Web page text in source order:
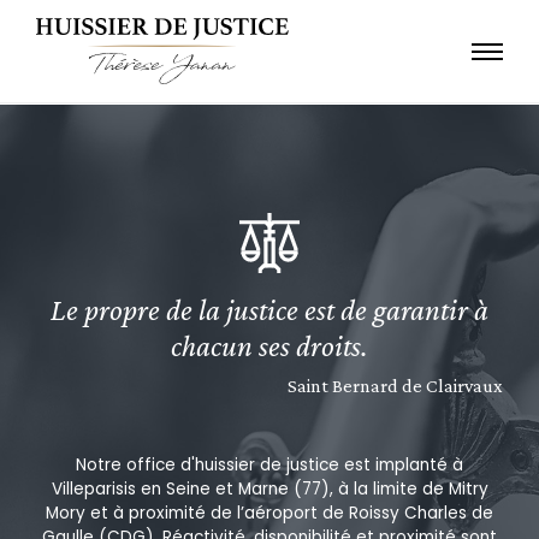
Le propre de la justice est de garantir à
chacun ses droits.
Saint Bernard de Clairvaux
Notre office d'huissier de justice est implanté à
Villeparisis en Seine et Marne (77), à la limite de Mitry
Mory et à proximité de l’aéroport de Roissy Charles de